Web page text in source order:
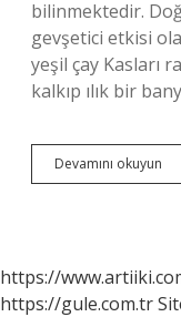
bilinmektedir.
gevşetici etkisi
yeşil çay Kasları
kalkıp ılık bir
Devamını okuyun
https://
https://gule.com.tr